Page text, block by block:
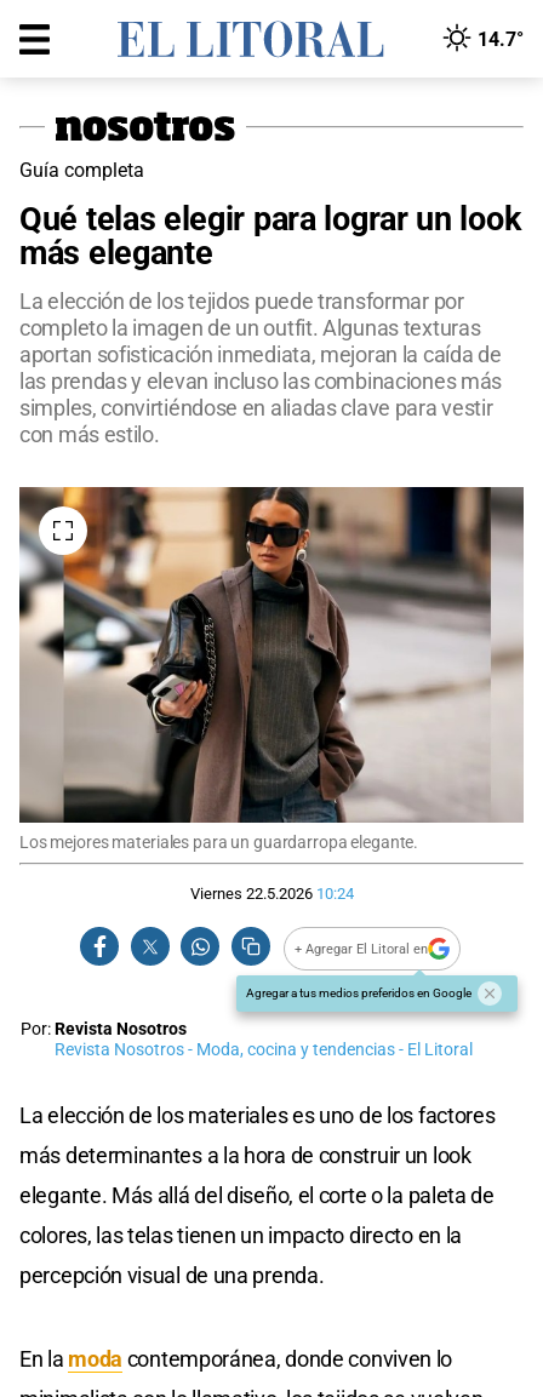
14.7°
Guía completa
Qué telas elegir para lograr un look
más elegante
La elección de los tejidos puede transformar por
completo la imagen de un outfit. Algunas texturas
aportan sofisticación inmediata, mejoran la caída de
las prendas y elevan incluso las combinaciones más
simples, convirtiéndose en aliadas clave para vestir
con más estilo.
Los mejores materiales para un guardarropa elegante.
Viernes 22.5.2026 10:24
+ Agregar El Litoral en
Agregar a tus medios preferidos en Google
Por:Revista Nosotros
Revista Nosotros - Moda, cocina y tendencias - El Litoral
La elección de los materiales es uno de los factores
más determinantes a la hora de construir un look
elegante. Más allá del diseño, el corte o la paleta de
colores, las telas tienen un impacto directo en la
percepción visual de una prenda.
En la moda contemporánea, donde conviven lo